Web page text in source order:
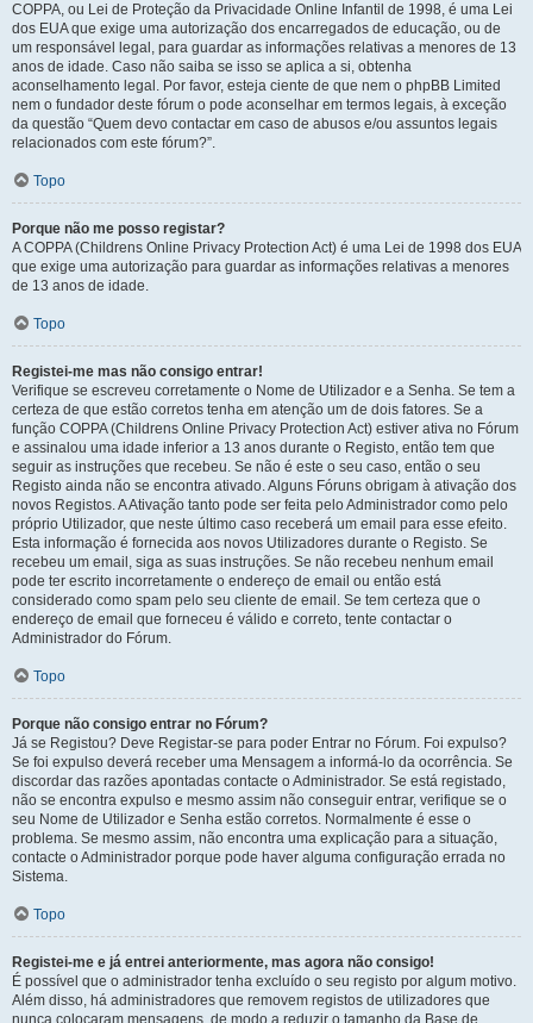
COPPA, ou Lei de Proteção da Privacidade Online Infantil de 1998, é uma Lei
dos EUA que exige uma autorização dos encarregados de educação, ou de
um responsável legal, para guardar as informações relativas a menores de 13
anos de idade. Caso não saiba se isso se aplica a si, obtenha
aconselhamento legal. Por favor, esteja ciente de que nem o phpBB Limited
nem o fundador deste fórum o pode aconselhar em termos legais, à exceção
da questão “Quem devo contactar em caso de abusos e/ou assuntos legais
relacionados com este fórum?”.
Topo
Porque não me posso registar?
A COPPA (Childrens Online Privacy Protection Act) é uma Lei de 1998 dos EUA
que exige uma autorização para guardar as informações relativas a menores
de 13 anos de idade.
Topo
Registei-me mas não consigo entrar!
Verifique se escreveu corretamente o Nome de Utilizador e a Senha. Se tem a
certeza de que estão corretos tenha em atenção um de dois fatores. Se a
função COPPA (Childrens Online Privacy Protection Act) estiver ativa no Fórum
e assinalou uma idade inferior a 13 anos durante o Registo, então tem que
seguir as instruções que recebeu. Se não é este o seu caso, então o seu
Registo ainda não se encontra ativado. Alguns Fóruns obrigam à ativação dos
novos Registos. A Ativação tanto pode ser feita pelo Administrador como pelo
próprio Utilizador, que neste último caso receberá um email para esse efeito.
Esta informação é fornecida aos novos Utilizadores durante o Registo. Se
recebeu um email, siga as suas instruções. Se não recebeu nenhum email
pode ter escrito incorretamente o endereço de email ou então está
considerado como spam pelo seu cliente de email. Se tem certeza que o
endereço de email que forneceu é válido e correto, tente contactar o
Administrador do Fórum.
Topo
Porque não consigo entrar no Fórum?
Já se Registou? Deve Registar-se para poder Entrar no Fórum. Foi expulso?
Se foi expulso deverá receber uma Mensagem a informá-lo da ocorrência. Se
discordar das razões apontadas contacte o Administrador. Se está registado,
não se encontra expulso e mesmo assim não conseguir entrar, verifique se o
seu Nome de Utilizador e Senha estão corretos. Normalmente é esse o
problema. Se mesmo assim, não encontra uma explicação para a situação,
contacte o Administrador porque pode haver alguma configuração errada no
Sistema.
Topo
Registei-me e já entrei anteriormente, mas agora não consigo!
É possível que o administrador tenha excluído o seu registo por algum motivo.
Além disso, há administradores que removem registos de utilizadores que
nunca colocaram mensagens, de modo a reduzir o tamanho da Base de